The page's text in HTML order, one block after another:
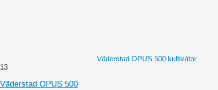
Väderstad OPUS 500 kultivátor
13
Väderstad OPUS 500